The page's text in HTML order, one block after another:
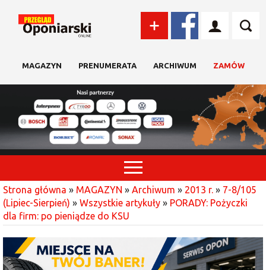
MAGAZYN PRENUMERATA ARCHIWUM ZAMÓW
Strona główna » MAGAZYN » Archiwum » 2013 r. » 7-8/105
(Lipiec-Sierpień) » Wszystkie artykuły » PORADY: Pożyczki
dla firm: po pieniądze do KSU